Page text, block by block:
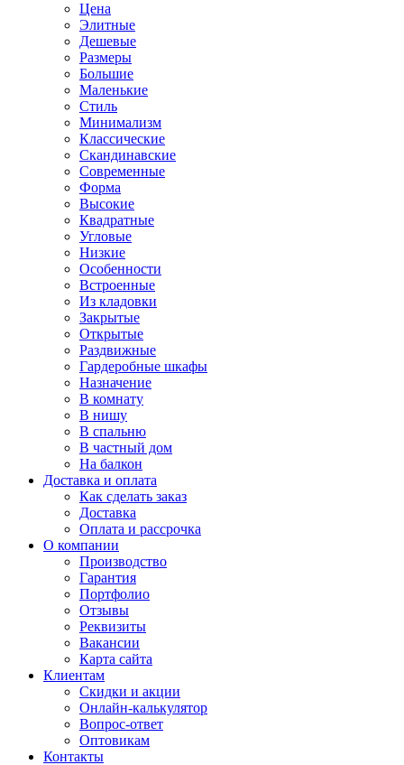
Цена
Элитные
Дешевые
Размеры
Большие
Маленькие
Стиль
Минимализм
Классические
Скандинавские
Современные
Форма
Высокие
Квадратные
Угловые
Низкие
Особенности
Встроенные
Из кладовки
Закрытые
Открытые
Раздвижные
Гардеробные шкафы
Назначение
В комнату
В нишу
В спальню
В частный дом
На балкон
Доставка и оплата
Как сделать заказ
Доставка
Оплата и рассрочка
О компании
Производство
Гарантия
Портфолио
Отзывы
Реквизиты
Вакансии
Карта сайта
Клиентам
Скидки и акции
Онлайн-калькулятор
Вопрос-ответ
Оптовикам
Контакты